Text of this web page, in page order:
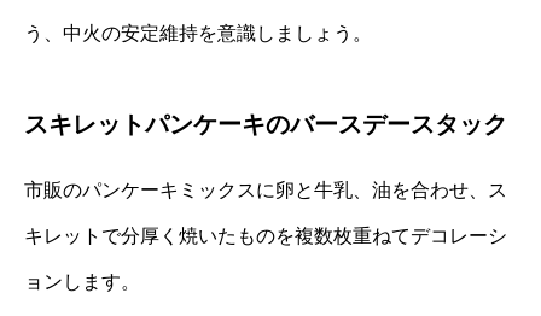
う、中火の安定維持を意識しましょう。
スキレットパンケーキのバースデースタック
市販のパンケーキミックスに卵と牛乳、油を合わせ、ス
キレットで分厚く焼いたものを複数枚重ねてデコレーシ
ョンします。